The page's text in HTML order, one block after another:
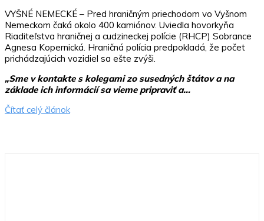
VYŠNÉ NEMECKÉ – Pred hraničným priechodom vo Vyšnom
Nemeckom čaká okolo 400 kamiónov. Uviedla hovorkyňa
Riaditeľstva hraničnej a cudzineckej polície (RHCP) Sobrance
Agnesa Kopernická. Hraničná polícia predpokladá, že počet
prichádzajúcich vozidiel sa ešte zvýši.
„Sme v kontakte s kolegami zo susedných štátov a na
základe ich informácií sa vieme pripraviť a…
Čítať celý článok